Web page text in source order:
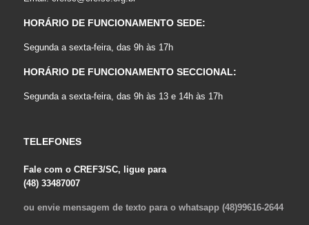
HORÁRIO DE FUNCIONAMENTO SEDE:
Segunda a sexta-feira, das 9h às 17h
HORÁRIO DE FUNCIONAMENTO SECCIONAL:
Segunda a sexta-feira, das 9h às 13 e 14h às 17h
TELEFONES
Fale com o CREF3/SC, ligue para
(48) 33487007
ou envie mensagem de texto para o whatsapp (48)99616-2644